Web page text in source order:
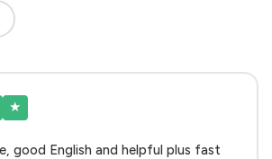
★
good English and helpful plus fast